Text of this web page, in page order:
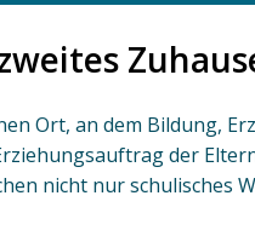
Ort, an dem Bildung,
der
nicht nur schulisches